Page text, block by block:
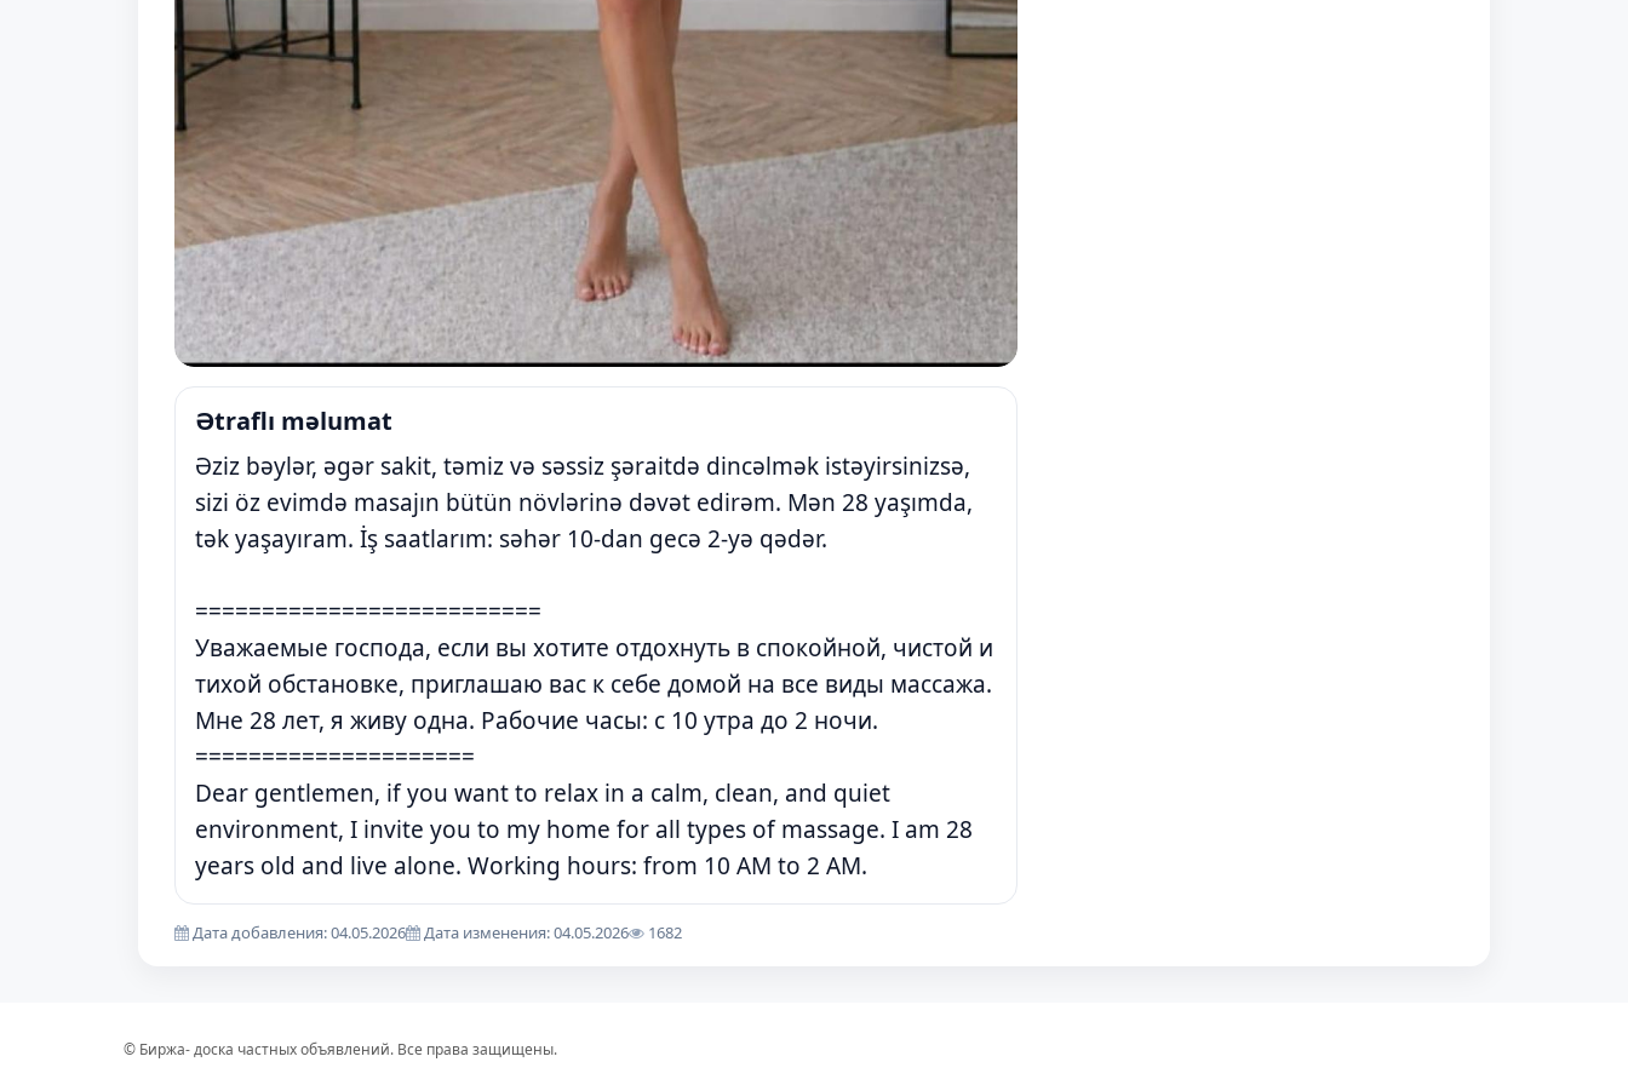
Ətraflı məlumat
Əziz bəylər, əgər sakit, təmiz və səssiz şəraitdə dincəlmək istəyirsinizsə,
sizi öz evimdə masajın bütün növlərinə dəvət edirəm. Mən 28 yaşımda,
tək yaşayıram. İş saatlarım: səhər 10-dan gecə 2-yə qədər.
==========================
Уважаемые господа, если вы хотите отдохнуть в спокойной, чистой и
тихой обстановке, приглашаю вас к себе домой на все виды массажа.
Мне 28 лет, я живу одна. Рабочие часы: с 10 утра до 2 ночи.
=====================
Dear gentlemen, if you want to relax in a calm, clean, and quiet
environment, I invite you to my home for all types of massage. I am 28
years old and live alone. Working hours: from 10 AM to 2 AM.
Дата добавления: 04.05.2026 Дата изменения: 04.05.2026 1682
© Биржа- доска частных объявлений. Все права защищены.